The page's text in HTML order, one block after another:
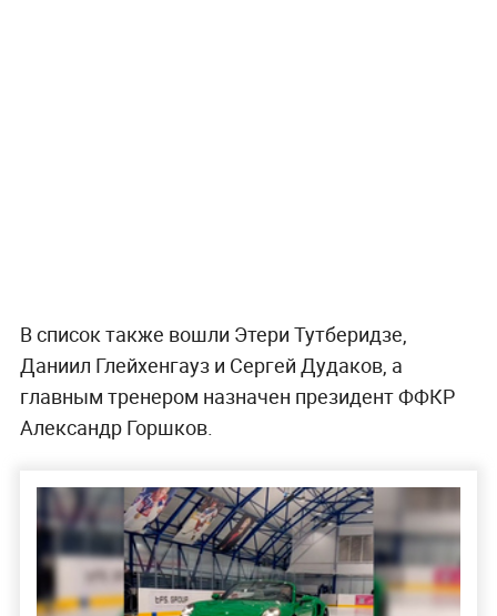
В список также вошли Этери Тутберидзе,
Даниил Глейхенгауз и Сергей Дудаков, а
главным тренером назначен президент ФФКР
Александр Горшков.